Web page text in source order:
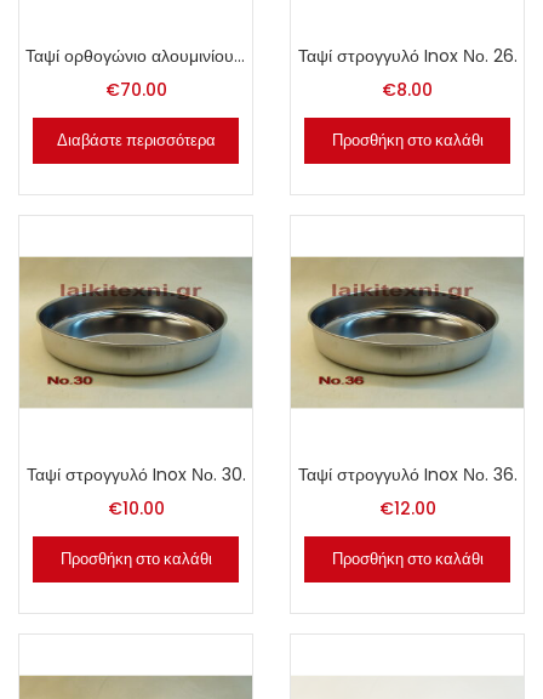
Ταψί ορθογώνιο αλουμινίου Νο. 70.
€70.00
Διαβάστε περισσότερα
Ταψί στρογγυλό Inox Νο. 26.
€8.00
Προσθήκη στο καλάθι
Ταψί στρογγυλό Inox Νο. 30.
€10.00
Προσθήκη στο καλάθι
Ταψί στρογγυλό Inox Νο. 36.
€12.00
Προσθήκη στο καλάθι